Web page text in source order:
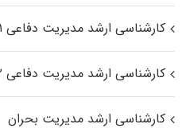
کارشناسی ارشد مدیریت دفاعی ۱
کارشناسی ارشد مدیریت دفاعی ۲
کارشناسی ارشد مدیریت بحران